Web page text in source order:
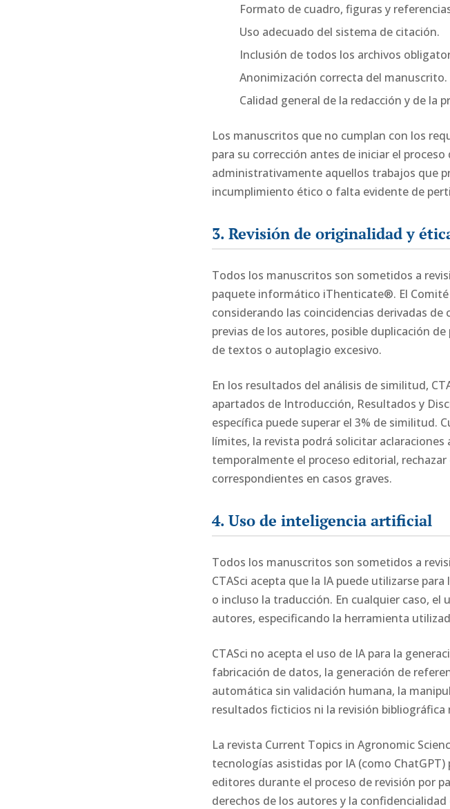
Formato de cuadro, figuras y
Uso adecuado del sistema de citación.
Inclusión de todos los archivos
Anonimización correcta del manuscrito.
Calidad general de la redacción y de la
Los manuscritos que no cumplan con los
para su corrección antes de iniciar el
administrativamente aquellos trabajos que
incumplimiento ético o falta evidente de
3. Revisión de originalidad y
Todos los manuscritos son sometidos a
paquete informático iThenticate®. El
considerando las coincidencias derivadas
previas de los autores, posible duplicación
de textos o autoplagio excesivo.
En los resultados del análisis de similitud,
apartados de Introducción, Resultados y
específica puede superar el 3% de similitud.
límites, la revista podrá solicitar
temporalmente el proceso editorial,
correspondientes en casos graves.
4. Uso de inteligencia artificial
Todos los manuscritos son sometidos a
CTASci acepta que la IA puede utilizarse
o incluso la traducción. En cualquier caso, el
autores, especificando la herramienta
CTASci no acepta el uso de IA para la
fabricación de datos, la generación de
automática sin validación humana, la
resultados ficticios ni la revisión bibliográfica
La revista Current Topics in Agronomic
tecnologías asistidas por IA (como
editores durante el proceso de revisión por
derechos de los autores y la